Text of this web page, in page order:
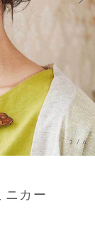
3/6
カー